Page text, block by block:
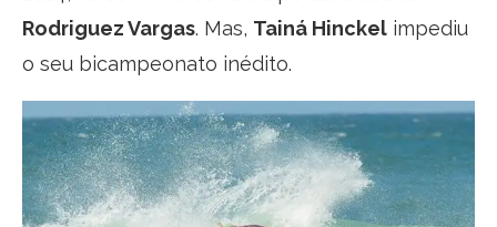
Rodriguez Vargas. Mas, Tainá Hinckel impediu
o seu bicampeonato inédito.